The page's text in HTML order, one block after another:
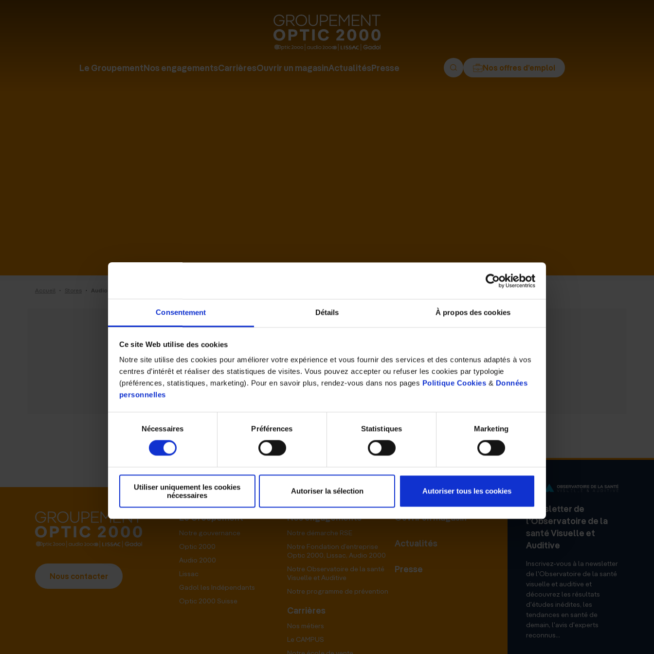
Consentement Détails À propos des cookies
Ce site Web utilise des cookies
Notre site utilise des cookies pour améliorer votre expérience et vous fournir des services et des contenus adaptés à vos
centres d’intérêt et réaliser des statistiques de visites. Vous pouvez accepter ou refuser les cookies par typologie
(préférences, statistiques, marketing). Pour en savoir plus, rendez-vous dans nos pages Politique Cookies & Données
personnelles
consentement
Nécessaires Préférences Statistiques Marketing
Utiliser uniquement les cookies
nécessaires
Autoriser la sélection Autoriser tous les cookies
Groupement
Optic
-
Le GroupementNos engagementsCarrièresOuvrir un magasinActualitésPresse Nos offres d’emploi
Accueil · Stores · Audio 2000 de Troyes
Nous contacter
Le Groupement
Notre gouvernance
Optic 2000
Audio 2000
Lissac
Gadol les Indépendants
Optic 2000 Suisse
Nos engagements
Notre démarche RSE
Notre Fondation d’entreprise
Optic 2000, Lissac, Audio 2000
Notre Observatoire de la santé
Visuelle et Auditive
Notre programme de prévention
Carrières
Nos métiers
Le CAMPUS
Ouvrir un magasin
Actualités
Presse
Newsletter de
l'Observatoire de la
santé Visuelle et
Auditive
Inscrivez-vous à la newsletter
de l'Observatoire de la santé
visuelle et auditive et
découvrez les résultats
d'études inédites, les
tendances en santé de
demain, l'avis d'experts
reconnus...